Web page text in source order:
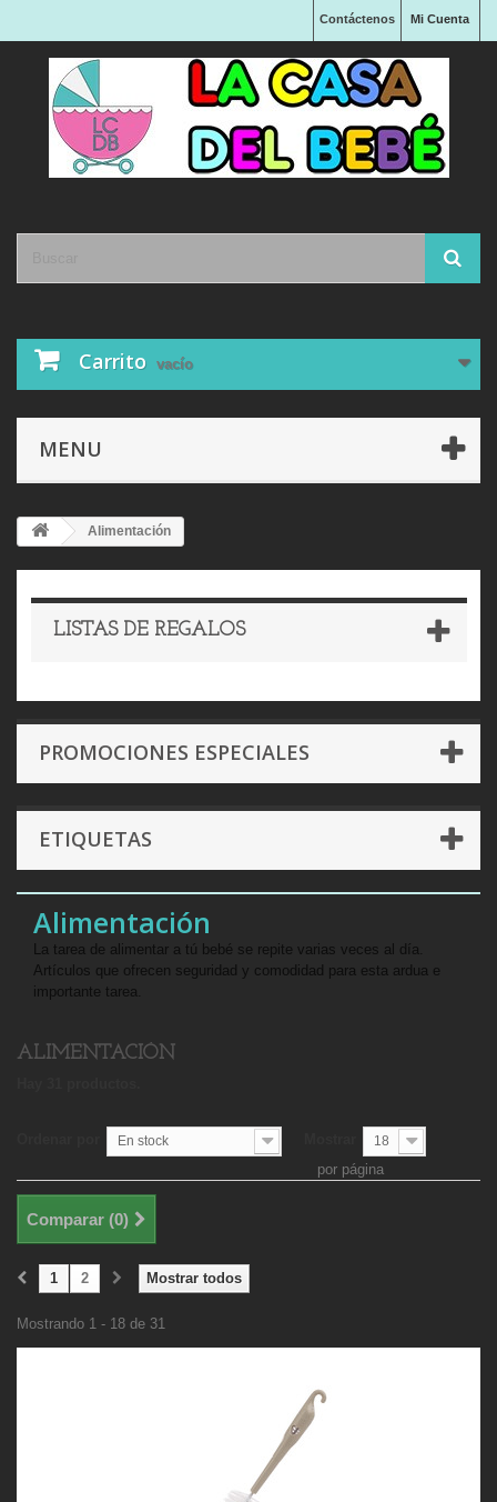
Mi Cuenta
Contáctenos
Carrito vacío
MENU
Alimentación
LISTAS DE REGALOS
PROMOCIONES ESPECIALES
ETIQUETAS
Alimentación
La tarea de alimentar a tú bebé se repite varias veces al día.
Artículos que ofrecen seguridad y comodidad para esta ardua e
importante tarea.
ALIMENTACIÓN
En stock 18
por página
Comparar (0)
Mostrar todos
1 2
Mostrando 1 - 18 de 31